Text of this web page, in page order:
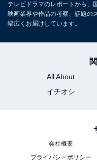
View
予告映像でも公開され
テレビドラマのレポートから、
映画業界や作品の考察、話題の
幅広くお届けしています。
All About
イチオシ
会社概要
プライバシーポリシー